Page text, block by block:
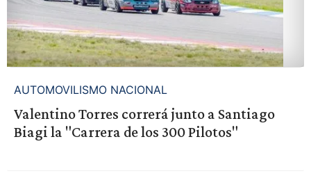
AUTOMOVILISMO NACIONAL
Valentino Torres correrá junto a Santiago
Biagi la "Carrera de los 300 Pilotos"